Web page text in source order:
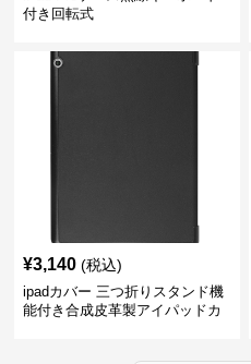
付き回転式
¥3,140 (税込)
ipadカバー 三つ折りスタンド機
能付き合成皮革製アイパッドカ